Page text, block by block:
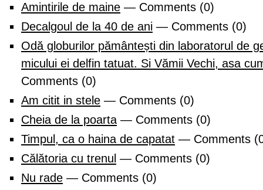
Amintirile de maine — Comments (0)
Decalgoul de la 40 de ani — Comments (0)
Odă globurilor pământești din laboratorul de
micului ei delfin tatuat. Si Vămii Vechi, asa
Comments (0)
Am citit in stele — Comments (0)
Cheia de la poarta — Comments (0)
Timpul, ca o haina de capatat — Comments
Călătoria cu trenul — Comments (0)
Nu rade — Comments (0)